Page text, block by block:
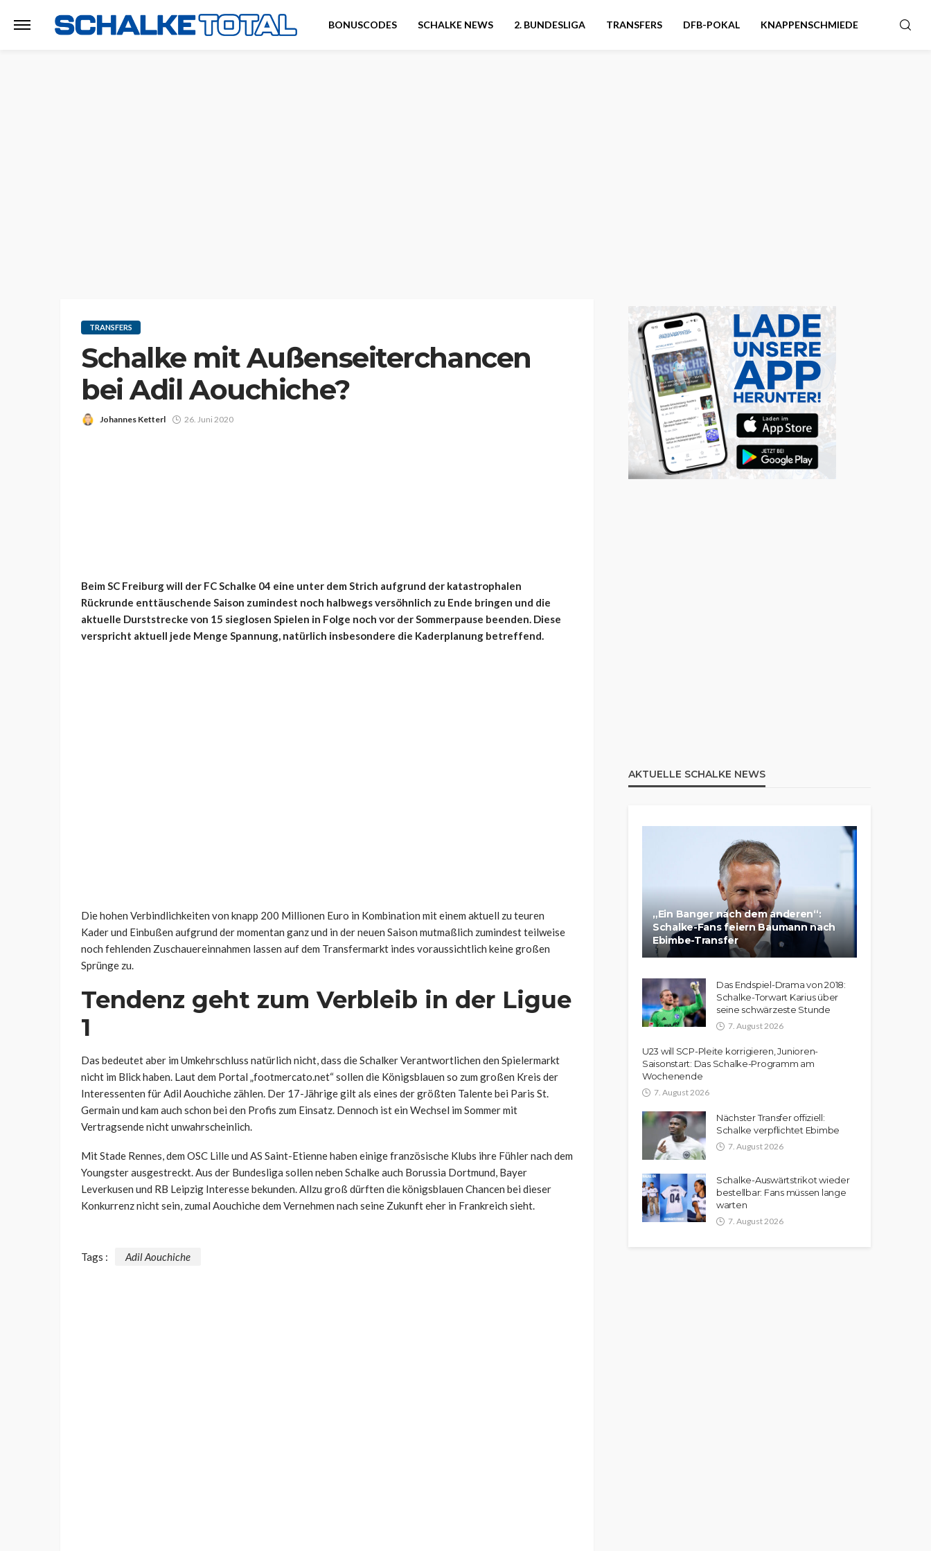
BONUSCODES SCHALKE NEWS 2. BUNDESLIGA TRANSFERS DFB-POKAL KNAPPENSCHMIEDE
TRANSFERS
Schalke mit Außenseiterchancen
bei Adil Aouchiche?
Johannes Ketterl 26. Juni 2020
Beim SC Freiburg will der FC Schalke 04 eine unter dem Strich aufgrund der katastrophalen
Rückrunde enttäuschende Saison zumindest noch halbwegs versöhnlich zu Ende bringen und die
aktuelle Durststrecke von 15 sieglosen Spielen in Folge noch vor der Sommerpause beenden. Diese
verspricht aktuell jede Menge Spannung, natürlich insbesondere die Kaderplanung betreffend.
Die hohen Verbindlichkeiten von knapp 200 Millionen Euro in Kombination mit einem aktuell zu teuren
Kader und Einbußen aufgrund der momentan ganz und in der neuen Saison mutmaßlich zumindest teilweise
noch fehlenden Zuschauereinnahmen lassen auf dem Transfermarkt indes voraussichtlich keine großen
Sprünge zu.
Tendenz geht zum Verbleib in der Ligue
1
Das bedeutet aber im Umkehrschluss natürlich nicht, dass die Schalker Verantwortlichen den Spielermarkt
nicht im Blick haben. Laut dem Portal „footmercato.net“ sollen die Königsblauen so zum großen Kreis der
Interessenten für Adil Aouchiche zählen. Der 17-Jährige gilt als eines der größten Talente bei Paris St.
Germain und kam auch schon bei den Profis zum Einsatz. Dennoch ist ein Wechsel im Sommer mit
Vertragsende nicht unwahrscheinlich.
Mit Stade Rennes, dem OSC Lille und AS Saint-Etienne haben einige französische Klubs ihre Fühler nach dem
Youngster ausgestreckt. Aus der Bundesliga sollen neben Schalke auch Borussia Dortmund, Bayer
Leverkusen und RB Leipzig Interesse bekunden. Allzu groß dürften die königsblauen Chancen bei dieser
Konkurrenz nicht sein, zumal Aouchiche dem Vernehmen nach seine Zukunft eher in Frankreich sieht.
Tags : Adil Aouchiche
AKTUELLE SCHALKE NEWS
„Ein Banger nach dem anderen“:
Schalke-Fans feiern Baumann nach
Ebimbe-Transfer
Das Endspiel-Drama von 2018:
Schalke-Torwart Karius über
seine schwärzeste Stunde
7. August 2026
U23 will SCP-Pleite korrigieren, Junioren-
Saisonstart: Das Schalke-Programm am
Wochenende
7. August 2026
Nächster Transfer offiziell:
Schalke verpflichtet Ebimbe
7. August 2026
Schalke-Auswärtstrikot wieder
bestellbar: Fans müssen lange
warten
7. August 2026